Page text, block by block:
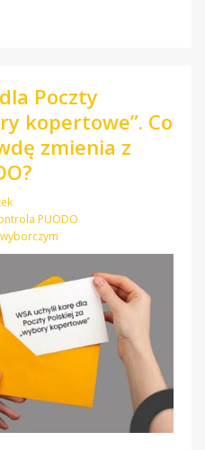
Poczty
kopertowe”. Co
zmienia z
PUODO